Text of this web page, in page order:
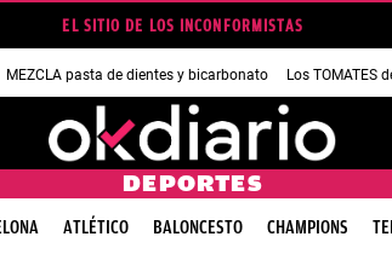
EL SITIO DE LOS INCONFORMISTAS
MEZCLA pasta de dientes y bicarbonato Los TOMATES
DEPORTES
ATLÉTICO BALONCESTO CHAMPIONS